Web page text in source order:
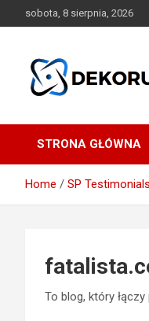
to
sobota, 8 sierpnia, 2026
STRONA GŁÓWNA
Home SP Testimonials
To blog, który łączy